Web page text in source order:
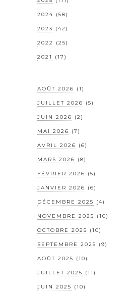
2024 (58)
2023 (42)
2022 (25)
2021 (17)
AOÛT 2026 (1)
JUILLET 2026 (5)
JUIN 2026 (2)
MAI 2026 (7)
AVRIL 2026 (6)
MARS 2026 (8)
FÉVRIER 2026 (5)
JANVIER 2026 (6)
DÉCEMBRE 2025 (4)
NOVEMBRE 2025 (10)
OCTOBRE 2025 (10)
SEPTEMBRE 2025 (9)
AOÛT 2025 (10)
JUILLET 2025 (11)
JUIN 2025 (10)